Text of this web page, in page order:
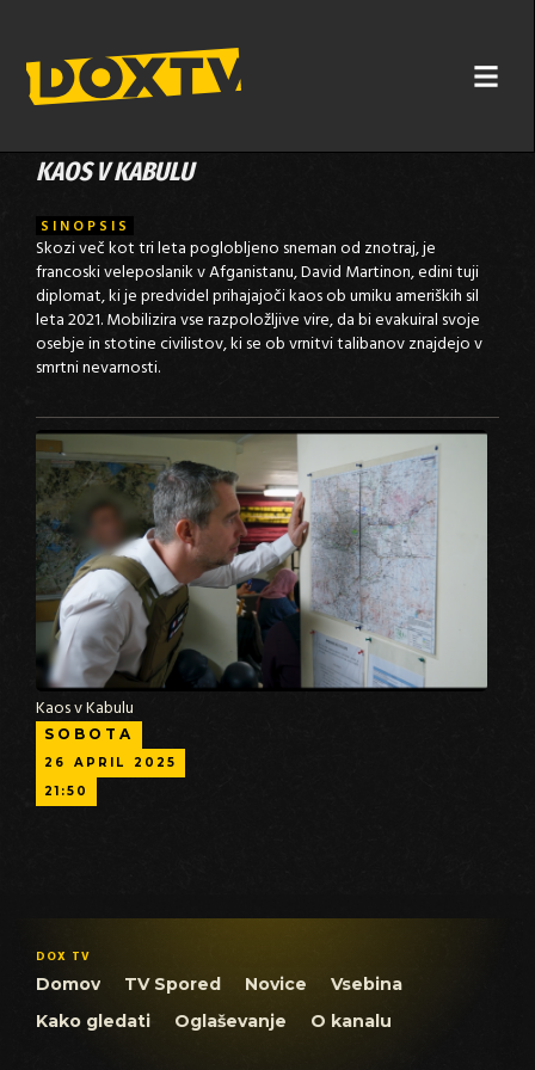
KAOS V KABULU
SINOPSIS
Skozi več kot tri leta poglobljeno sneman od znotraj, je
francoski veleposlanik v Afganistanu, David Martinon, edini tuji
diplomat, ki je predvidel prihajajoči kaos ob umiku ameriških sil
leta 2021. Mobilizira vse razpoložljive vire, da bi evakuiral svoje
osebje in stotine civilistov, ki se ob vrnitvi talibanov znajdejo v
smrtni nevarnosti.
Kaos v Kabulu
SOBOTA
26 APRIL
2025
21:50
DOX TV
Domov TV Spored Novice
Vsebina
Kako gledati
Oglaševanje O kanalu